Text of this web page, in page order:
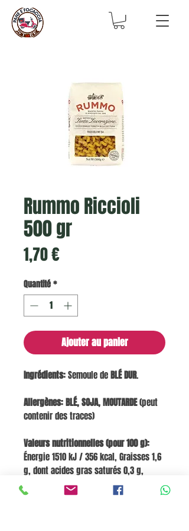
Rummo Riccioli
500 gr
1,70 €Prix
Quantité*
Ajouter au panier
Ingrédients:Semoule deBLÉ DUR.
Allergènes:BLÉ, SOJA, MOUTARDE(peut
contenir des traces)
Valeurs nutritionnelles (pour 100 g):
Énergie 1510 kJ / 356 kcal, Graisses 1,6
g, dont acides gras saturés 0,3 g,
Glucides 69,5 g, dont sucres 3,1 g,
Fibres 2,9 g, Protéines 14,5 g, Sel 0,005